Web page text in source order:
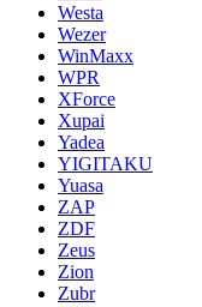
Westa
Wezer
WinMaxx
WPR
XForce
Xupai
Yadea
YIGITAKU
Yuasa
ZAP
ZDF
Zeus
Zion
Zubr